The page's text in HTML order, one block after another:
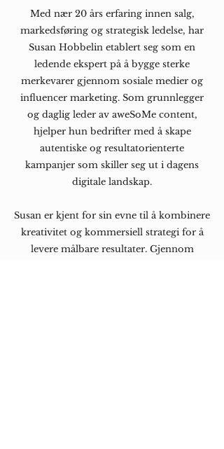
Med nær 20 års erfaring innen salg,
markedsføring og strategisk ledelse, har
Susan Hobbelin etablert seg som en
ledende ekspert på å bygge sterke
merkevarer gjennom sosiale medier og
influencer marketing. Som grunnlegger
og daglig leder av aweSoMe content,
hjelper hun bedrifter med å skape
autentiske og resultatorienterte
kampanjer som skiller seg ut i dagens
digitale landskap.
Susan er kjent for sin evne til å kombinere
kreativitet og kommersiell strategi for å
levere målbare resultater. Gjennom